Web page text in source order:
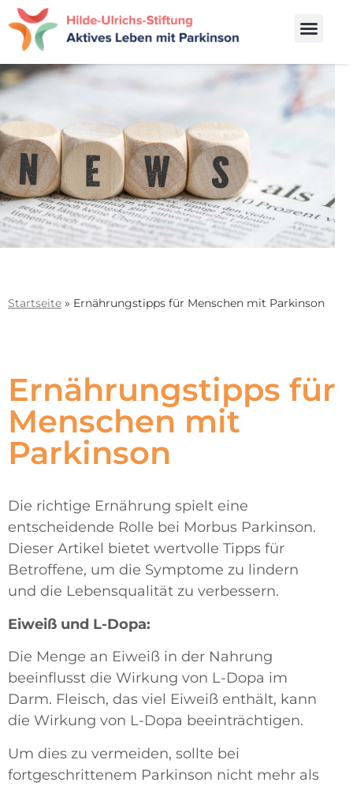
Startseite » Ernährungstipps für Menschen mit Parkinson
Ernährungstipps für
Menschen mit
Parkinson
Die richtige Ernährung spielt eine
entscheidende Rolle bei Morbus Parkinson.
Dieser Artikel bietet wertvolle Tipps für
Betroffene, um die Symptome zu lindern
und die Lebensqualität zu verbessern.
Eiweiß und L-Dopa:
Die Menge an Eiweiß in der Nahrung
beeinflusst die Wirkung von L-Dopa im
Darm. Fleisch, das viel Eiweiß enthält, kann
die Wirkung von L-Dopa beeinträchtigen.
Um dies zu vermeiden, sollte bei
fortgeschrittenem Parkinson nicht mehr als